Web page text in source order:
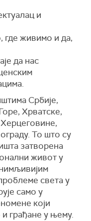
и
где живимо и да,
да нас
Србије,
Хрватске,
То што су
затворена
живот у
света у
само у
који
грађане у њему.